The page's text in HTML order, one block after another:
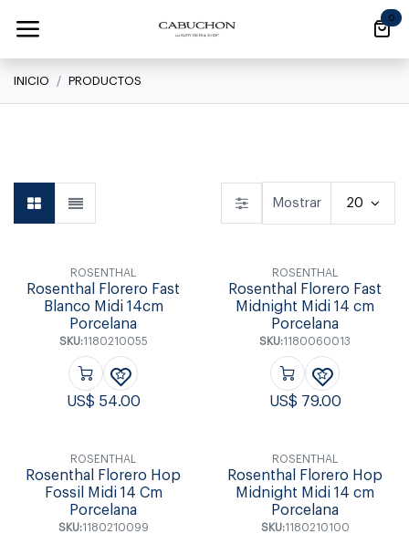
0
INICIO PRODUCTOS
Mostrar 20
ROSENTHAL
Rosenthal Florero Fast
Blanco Midi 14cm
Porcelana
SKU:1180210055
US$ 54.00
ROSENTHAL
Rosenthal Florero Fast
Midnight Midi 14 cm
Porcelana
SKU:1180060013
US$ 79.00
ROSENTHAL
Rosenthal Florero Hop
Fossil Midi 14 Cm
Porcelana
SKU:1180210099
ROSENTHAL
Rosenthal Florero Hop
Midnight Midi 14 cm
Porcelana
SKU:1180210100